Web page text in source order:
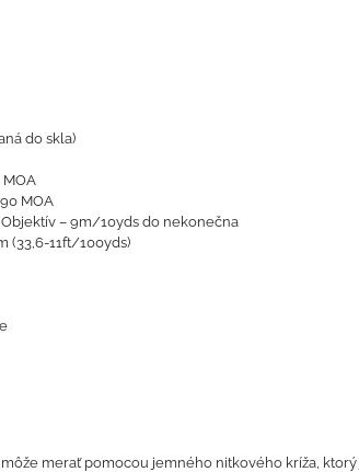
do skla)
MOA
– 9m/10yds do nekonečna
(33,6-11ft/100yds)
merať pomocou jemného nitkového kríža,